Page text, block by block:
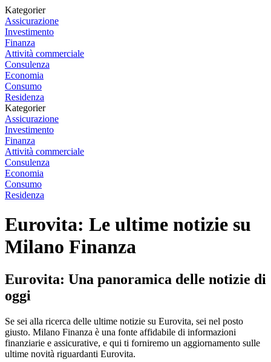
Kategorier
Assicurazione
Investimento
Finanza
Attività commerciale
Consulenza
Economia
Consumo
Residenza
Kategorier
Assicurazione
Investimento
Finanza
Attività commerciale
Consulenza
Economia
Consumo
Residenza
Eurovita: Le ultime notizie su
Milano Finanza
Eurovita: Una panoramica delle notizie di
oggi
Se sei alla ricerca delle ultime notizie su Eurovita, sei nel posto
giusto. Milano Finanza è una fonte affidabile di informazioni
finanziarie e assicurative, e qui ti forniremo un aggiornamento sulle
ultime novità riguardanti Eurovita.